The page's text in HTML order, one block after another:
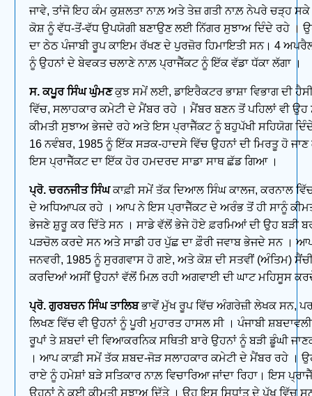
ਜਾਵੇ, ਤਾਂਜੋ ਇਹ ਕੰਮ ਕੁਸ਼ਲਤਾ ਨਾਲ਼ ਅਤੇ ਤੇਜ਼ ਗਤੀ ਨਾਲ਼ ਨੇਪਰੇ ਚੜ੍ਹ
ਕੋਸ਼ ਨੂੰ ਵੱਧ-ਤੋਂ-ਵੱਧ ਉਪਯੋਗੀ ਬਣਾਉਣ ਲਈ ਨਿੱਗਰ ਸੁਝਾਅ ਦਿੰਦੇ ਰਹੇ ।
ਦਾ ਠੇਠ ਪੰਜਾਬੀ ਰੂਪ ਕਾਇਮ ਰੱਖਣ ਦੇ ਪੁਰਜ਼ੋਰ ਹਿਮਾਇਤੀ ਸਨ। 4
ਨੂੰ ਉਹਨਾਂ ਦੇ ਬੇਵਕਤ ਚਲਾਣੇ ਨਾਲ਼ ਪ੍ਰਾਜੈੱਕਟ ਨੂੰ ਇੱਕ ਵੱਡਾ ਧੱਕਾ ਲੱਗਾ ।
ਸ. ਕਪੂਰ ਸਿੰਘ ਘੁੰਮਣਕੁਝ ਸਮੇਂ ਲਈ, ਡਾਇਰੈਕਟਰ ਭਾਸ਼ਾ ਵਿਭਾਗ ਦੀ
ਵਿੱਚ, ਸਲਾਹਕਾਰ ਕਮੇਟੀ ਦੇ ਮੈਂਬਰ ਰਹੇ । ਮੈਂਬਰ ਬਣਨ ਤੋਂ ਪਹਿਲਾਂ ਵੀ ਉਹ
ਕੀਮਤੀ ਸੁਝਾਅ ਭੇਜਦੇ ਰਹੇ ਅਤੇ ਇਸ ਪ੍ਰਾਜੈੱਕਟ ਨੂੰ ਬਹੁਪੱਖੀ ਸਹਿਯੋਗ
16 ਨਵੰਬਰ, 1985 ਨੂੰ ਇੱਕ ਸੜਕ-ਹਾਦਸੇ ਵਿੱਚ ਉਹਨਾਂ ਦੀ ਮਿਰਤੂ ਹੋ ਜਾਣ
ਇਸ ਪ੍ਰਾਜੈੱਕਟ ਦਾ ਇੱਕ ਹੋਰ ਹਮਦਰਦ ਸਾਡਾ ਸਾਥ ਛੱਡ ਗਿਆ ।
ਪ੍ਰੋ. ਚਰਨਜੀਤ ਸਿੰਘਕਾਫ਼ੀ ਸਮੇਂ ਤੱਕ ਦਿਆਲ ਸਿੰਘ ਕਾਲਜ, ਕਰਨਾਲ
ਦੇ ਅਧਿਆਪਕ ਰਹੇ । ਆਪ ਨੇ ਇਸ ਪ੍ਰਾਜੈੱਕਟ ਦੇ ਅਰੰਭ ਤੋਂ ਹੀ ਸਾਨੂੰ
ਭੇਜਣੇ ਸ਼ੁਰੂ ਕਰ ਦਿੱਤੇ ਸਨ । ਸਾਡੇ ਵੱਲੋਂ ਭੇਜੇ ਹੋਏ ਫ਼ਰਮਿਆਂ ਦੀ ਉਹ ਬੜੀ
ਪੜਚੋਲ ਕਰਦੇ ਸਨ ਅਤੇ ਸਾਡੀ ਹਰ ਪੁੱਛ ਦਾ ਫ਼ੌਰੀ ਜਵਾਬ ਭੇਜਦੇ ਸਨ ।
ਜਨਵਰੀ, 1985 ਨੂੰ ਸੁਰਗਵਾਸ ਹੋ ਗਏ, ਅਤੇ ਕੋਸ਼ ਦੀ ਸਤਵੀਂ (ਅੰਤਿਮ)
ਕਰਦਿਆਂ ਅਸੀਂ ਉਹਨਾਂ ਵੱਲੋਂ ਮਿਲ਼ ਰਹੀ ਅਗਵਾਈ ਦੀ ਘਾਟ ਮਹਿਸੂਸ
ਪ੍ਰੋ. ਗੁਰਬਚਨ ਸਿੰਘ ਤਾਲਿਬਭਾਵੇਂ ਮੁੱਖ ਰੂਪ ਵਿੱਚ ਅੰਗਰੇਜ਼ੀ ਲੇਖਕ ਸਨ, ਪਰ
ਲਿਖਣ ਵਿੱਚ ਵੀ ਉਹਨਾਂ ਨੂੰ ਪੂਰੀ ਮੁਹਾਰਤ ਹਾਸਲ ਸੀ । ਪੰਜਾਬੀ
ਰੂਪਾਂ ਤੇ ਸ਼ਬਦਾਂ ਦੀ ਵਿਆਕਰਨਿਕ ਸਥਿਤੀ ਬਾਰੇ ਉਹਨਾਂ ਨੂੰ ਬੜੀ ਡੂੰਘੀ
। ਆਪ ਕਾਫ਼ੀ ਸਮੇਂ ਤੱਕ ਸ਼ਬਦ-ਜੋੜ ਸਲਾਹਕਾਰ ਕਮੇਟੀ ਦੇ ਮੈਂਬਰ ਰਹੇ ।
ਰਾਏ ਨੂੰ ਹਮੇਸ਼ਾਂ ਬੜੇ ਸਤਿਕਾਰ ਨਾਲ਼ ਵਿਚਾਰਿਆ ਜਾਂਦਾ ਰਿਹਾ। ਇਸ
ਉਹਨਾਂ ਨੇ ਕਈ ਕੀਮਤੀ ਸੁਝਾਅ ਦਿੱਤੇ । ਉਹ ਇਸ ਸਿਧਾਂਤ ਦੇ ਪੱਖ ਵਿੱਚ